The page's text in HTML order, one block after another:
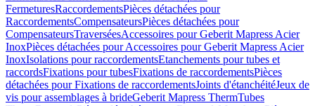
FermeturesRaccordementsPièces détachées pour
RaccordementsCompensateursPièces détachées pour
CompensateursTraverséesAccessoires pour Geberit Mapress Acier
InoxPièces détachées pour Accessoires pour Geberit Mapress Acier
InoxIsolations pour raccordementsEtanchements pour tubes et
raccordsFixations pour tubesFixations de raccordementsPièces
détachées pour Fixations de raccordementsJoints d'étanchéitéJeux de
vis pour assemblages à brideGeberit Mapress ThermTubes